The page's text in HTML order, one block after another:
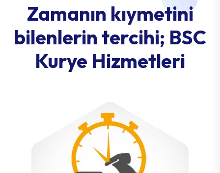
Zamanın kıymetini
bilenlerin tercihi; BSC
Kurye Hizmetleri